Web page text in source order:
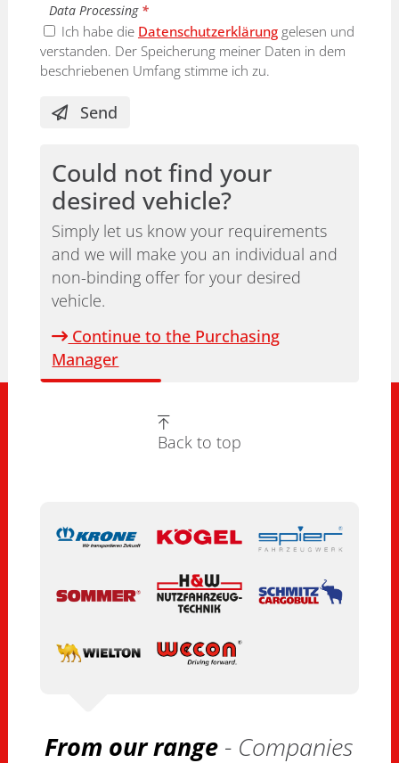
Data Processing *
Ich habe die Datenschutzerklärunggelesen und
verstanden. Der Speicherung meiner Daten in dem
beschriebenen Umfang stimme ich zu.
Send
Could not find your
desired vehicle?
Simply let us know your requirements
and we will make you an individual and
non-binding offer for your desired
vehicle.
Continue to the Purchasing
Manager
Back to top
From our range - Companies